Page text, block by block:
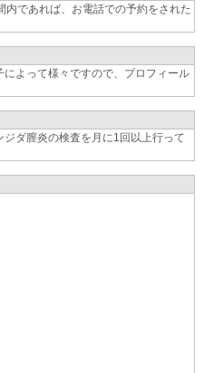
であれば、お電話での予約をされた
よって様々ですので、プロフィール
ダ膣炎の検査を月に1回以上行って